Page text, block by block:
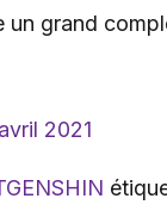
grand
2021